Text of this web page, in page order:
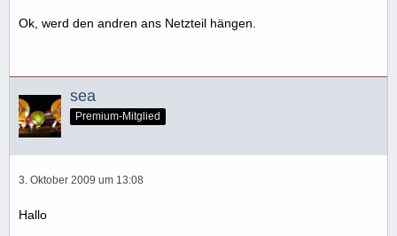
Ok, werd den andren ans Netzteil hängen.
sea
Premium-Mitglied
3. Oktober 2009 um 13:08
Hallo